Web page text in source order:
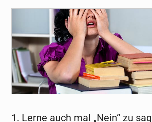
1. Lerne auch mal „Nein“ zu